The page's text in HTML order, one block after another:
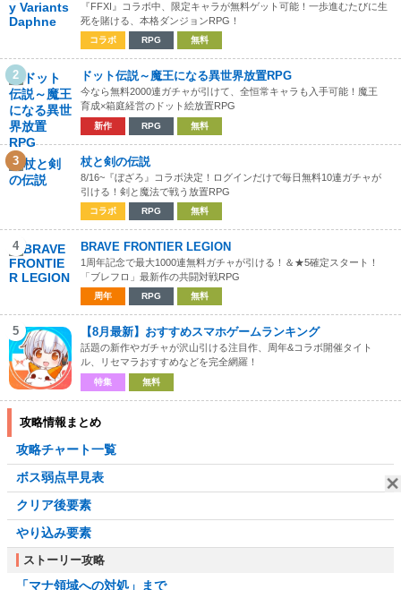
『FFXI』コラボ中、限定キャラが無料ゲット可能！一歩進むたびに生
死を賭ける、本格ダンジョンRPG！
コラボ RPG 無料
2 ドット伝説～魔王になる異世界放置RPG
今なら無料2000連ガチャが引けて、全恒常キャラも入手可能！魔王
育成×箱庭経営のドット絵放置RPG
新作 RPG 無料
3 杖と剣の伝説
8/16~『ぼざろ』コラボ決定！ログインだけで毎日無料10連ガチャが
引ける！剣と魔法で戦う放置RPG
コラボ RPG 無料
4 BRAVE FRONTIER LEGION
1周年記念で最大1000連無料ガチャが引ける！＆★5確定スタート！
「ブレフロ」最新作の共闘対戦RPG
周年 RPG 無料
5 【8月最新】おすすめスマホゲームランキング
話題の新作やガチャが沢山引ける注目作、周年&コラボ開催タイト
ル、リセマラおすすめなどを完全網羅！
特集 無料
攻略情報まとめ
攻略チャート一覧
ボス弱点早見表
クリア後要素
やり込み要素
ストーリー攻略
「マナ領域への対処」まで